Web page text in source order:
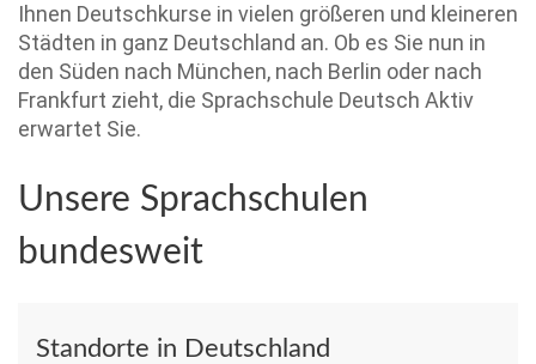
Ihnen Deutschkurse in vielen größeren und kleineren
Städten in ganz Deutschland an. Ob es Sie nun in
den Süden nach München, nach Berlin oder nach
Frankfurt zieht, die Sprachschule Deutsch Aktiv
erwartet Sie.
Unsere Sprachschulen
bundesweit
Standorte in Deutschland